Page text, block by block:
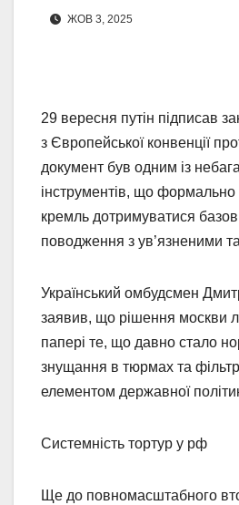
ЖОВ 3, 2025
29 вересня путін підписав
з Європейської конвенції
документ був одним із
інструментів, що формально
кремль дотримуватися
поводження з ув’язненими
Український омбудсмен
заявив, що рішення москви
папері те, що давно стало
знущання в тюрмах та
елементом державної
Системність тортур у рф
Ще до повномасштабного